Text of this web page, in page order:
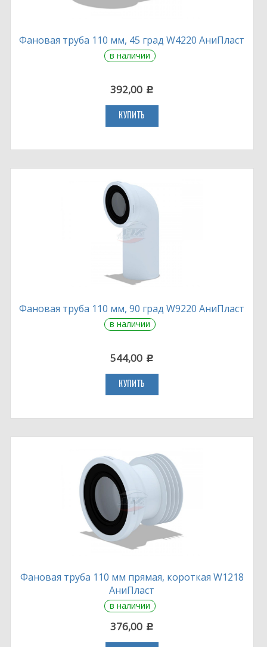
Фановая труба 110 мм, 45 град W4220 АниПласт
в наличии
392,00 c
КУПИТЬ
Фановая труба 110 мм, 90 град W9220 АниПласт
в наличии
544,00 c
КУПИТЬ
Фановая труба 110 мм прямая, короткая W1218
АниПласт
в наличии
376,00 c